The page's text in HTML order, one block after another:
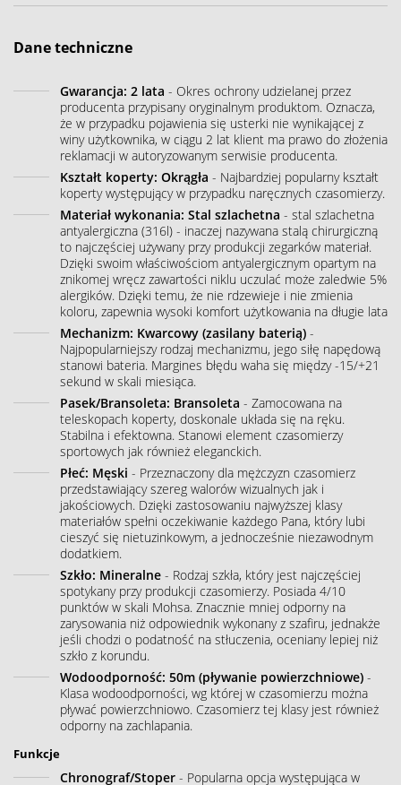
Dane techniczne
Gwarancja: 2 lata - Okres ochrony udzielanej przez
producenta przypisany oryginalnym produktom. Oznacza,
że w przypadku pojawienia się usterki nie wynikającej z
winy użytkownika, w ciągu 2 lat klient ma prawo do złożenia
reklamacji w autoryzowanym serwisie producenta.
Kształt koperty: Okrągła - Najbardziej popularny kształt
koperty występujący w przypadku naręcznych czasomierzy.
Materiał wykonania: Stal szlachetna - stal szlachetna
antyalergiczna (316l) - inaczej nazywana stalą chirurgiczną
to najczęściej używany przy produkcji zegarków materiał.
Dzięki swoim właściwościom antyalergicznym opartym na
znikomej wręcz zawartości niklu uczulać może zaledwie 5%
alergików. Dzięki temu, że nie rdzewieje i nie zmienia
koloru, zapewnia wysoki komfort użytkowania na długie lata
Mechanizm: Kwarcowy (zasilany baterią) -
Najpopularniejszy rodzaj mechanizmu, jego siłę napędową
stanowi bateria. Margines błędu waha się między -15/+21
sekund w skali miesiąca.
Pasek/Bransoleta: Bransoleta - Zamocowana na
teleskopach koperty, doskonale układa się na ręku.
Stabilna i efektowna. Stanowi element czasomierzy
sportowych jak również eleganckich.
Płeć: Męski - Przeznaczony dla mężczyzn czasomierz
przedstawiający szereg walorów wizualnych jak i
jakościowych. Dzięki zastosowaniu najwyższej klasy
materiałów spełni oczekiwanie każdego Pana, który lubi
cieszyć się nietuzinkowym, a jednocześnie niezawodnym
dodatkiem.
Szkło: Mineralne - Rodzaj szkła, który jest najczęściej
spotykany przy produkcji czasomierzy. Posiada 4/10
punktów w skali Mohsa. Znacznie mniej odporny na
zarysowania niż odpowiednik wykonany z szafiru, jednakże
jeśli chodzi o podatność na stłuczenia, oceniany lepiej niż
szkło z korundu.
Wodoodporność: 50m (pływanie powierzchniowe) -
Klasa wodoodporności, wg której w czasomierzu można
pływać powierzchniowo. Czasomierz tej klasy jest również
odporny na zachlapania.
Funkcje
Chronograf/Stoper - Popularna opcja występująca w